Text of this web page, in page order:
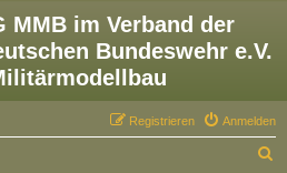
MMB im Verband der
Bundeswehr e.V.
Anmelden
Registrieren